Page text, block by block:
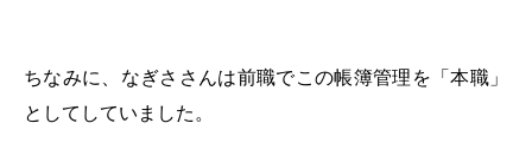
ちなみに、なぎささんは前職でこの帳簿管理を「本職」
としてしていました。